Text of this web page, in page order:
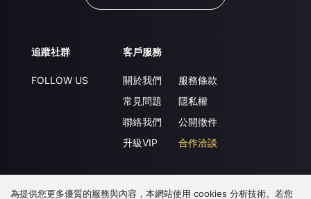
追蹤社群
FOLLOW US
客戶服務
關於我們
常見問題
聯絡我們
升級VIP
服務條款
隱私權
公開徵件
合作洽談
下載 APP
為提供您更多優質的服務與內容，本網站使用 cookies 分析技術。若您